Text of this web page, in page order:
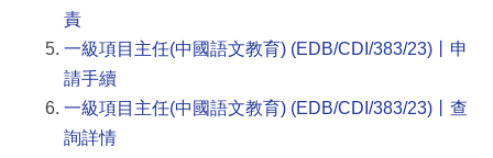
責
一級項目主任(中國語文教育) (EDB/CDI/383/23)丨申
請手續
一級項目主任(中國語文教育) (EDB/CDI/383/23)丨查
詢詳情